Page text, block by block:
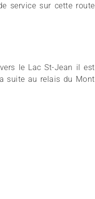
service sur cette route
le Lac St-Jean il est
suite au relais du Mont